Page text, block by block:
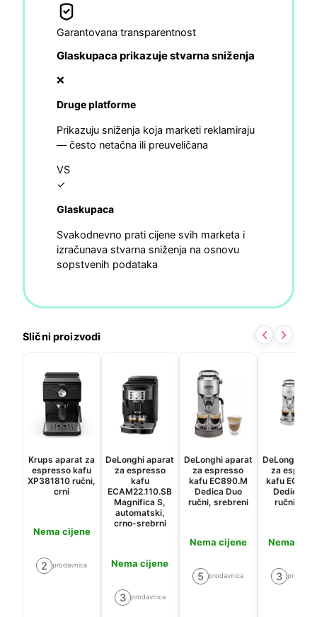
Garantovana transparentnost
Glaskupaca prikazuje stvarna sniženja
❌
Druge platforme
Prikazuju sniženja koja marketi reklamiraju
— često netačna ili preuveličana
VS
✓
Glaskupaca
Svakodnevno prati cijene svih marketa i
izračunava stvarna sniženja na osnovu
sopstvenih podataka
Slični proizvodi
Krups aparat za
espresso kafu
XP381810 ručni,
crni
Nema cijene
2 prodavnica
DeLonghi aparat
za espresso
kafu
ECAM22.110.SB
Magnifica S,
automatski,
crno-srebrni
Nema cijene
3 prodavnica
DeLonghi aparat
za espresso
kafu EC890.M
Dedica Duo
ručni, srebreni
Nema cijene
5 prodavnica
DeLonghi
za
kafu
Dedica
ručni,
Nema
3